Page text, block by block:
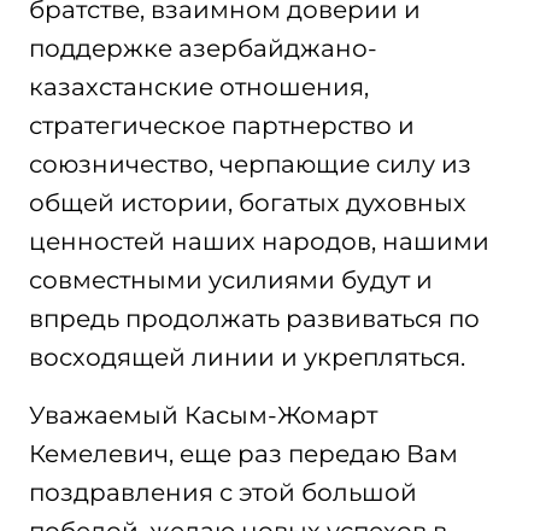
братстве, взаимном доверии и
поддержке азербайджано-
казахстанские отношения,
стратегическое партнерство и
союзничество, черпающие силу из
общей истории, богатых духовных
ценностей наших народов, нашими
совместными усилиями будут и
впредь продолжать развиваться по
восходящей линии и укрепляться.
Уважаемый Касым-Жомарт
Кемелевич, еще раз передаю Вам
поздравления с этой большой